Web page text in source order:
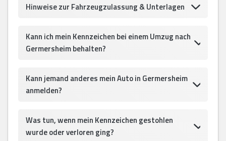
Hinweise zur Fahrzeugzulassung & Unterlagen
Kann ich mein Kennzeichen bei einem Umzug nach
Germersheim behalten?
Kann jemand anderes mein Auto in Germersheim
anmelden?
Was tun, wenn mein Kennzeichen gestohlen
wurde oder verloren ging?